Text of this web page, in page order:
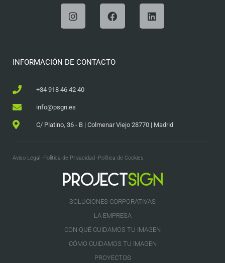
INFORMACIÓN DE CONTACTO
+34 918 46 42 40
info@psgn.es
C/ Platino, 36 - B | Colmenar Viejo 28770 | Madrid
Aviso Legal -Política de Privacidad -Política de Cookies
SOLUCIONES CORPORATIVAS
LA EMPRESA
CON QUÉ CUIDAMOS TU IMAGEN
CÓMO CUIDAMOS TU IMAGEN
PROYECTOS